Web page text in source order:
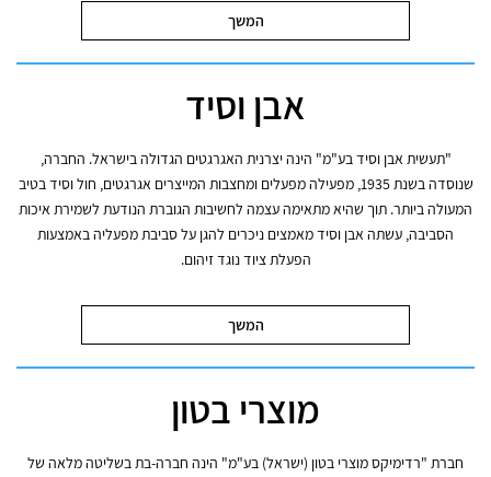
המשך
אבן וסיד
"תעשית אבן וסיד בע"מ" הינה יצרנית האגרגטים הגדולה בישראל. החברה,
שנוסדה בשנת 1935, מפעילה מפעלים ומחצבות המייצרים אגרגטים, חול וסיד בטיב
המעולה ביותר. תוך שהיא מתאימה עצמה לחשיבות הגוברת הנודעת לשמירת איכות
הסביבה, עשתה אבן וסיד מאמצים ניכרים להגן על סביבת מפעליה באמצעות
הפעלת ציוד נוגד זיהום.
המשך
מוצרי בטון
חברת "רדימיקס מוצרי בטון (ישראל) בע"מ" הינה חברה-בת בשליטה מלאה של